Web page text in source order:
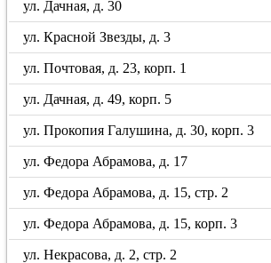
ул. Дачная, д. 30
ул. Красной Звезды, д. 3
ул. Почтовая, д. 23, корп. 1
ул. Дачная, д. 49, корп. 5
ул. Прокопия Галушина, д. 30, корп. 3
ул. Федора Абрамова, д. 17
ул. Федора Абрамова, д. 15, стр. 2
ул. Федора Абрамова, д. 15, корп. 3
ул. Некрасова, д. 2, стр. 2